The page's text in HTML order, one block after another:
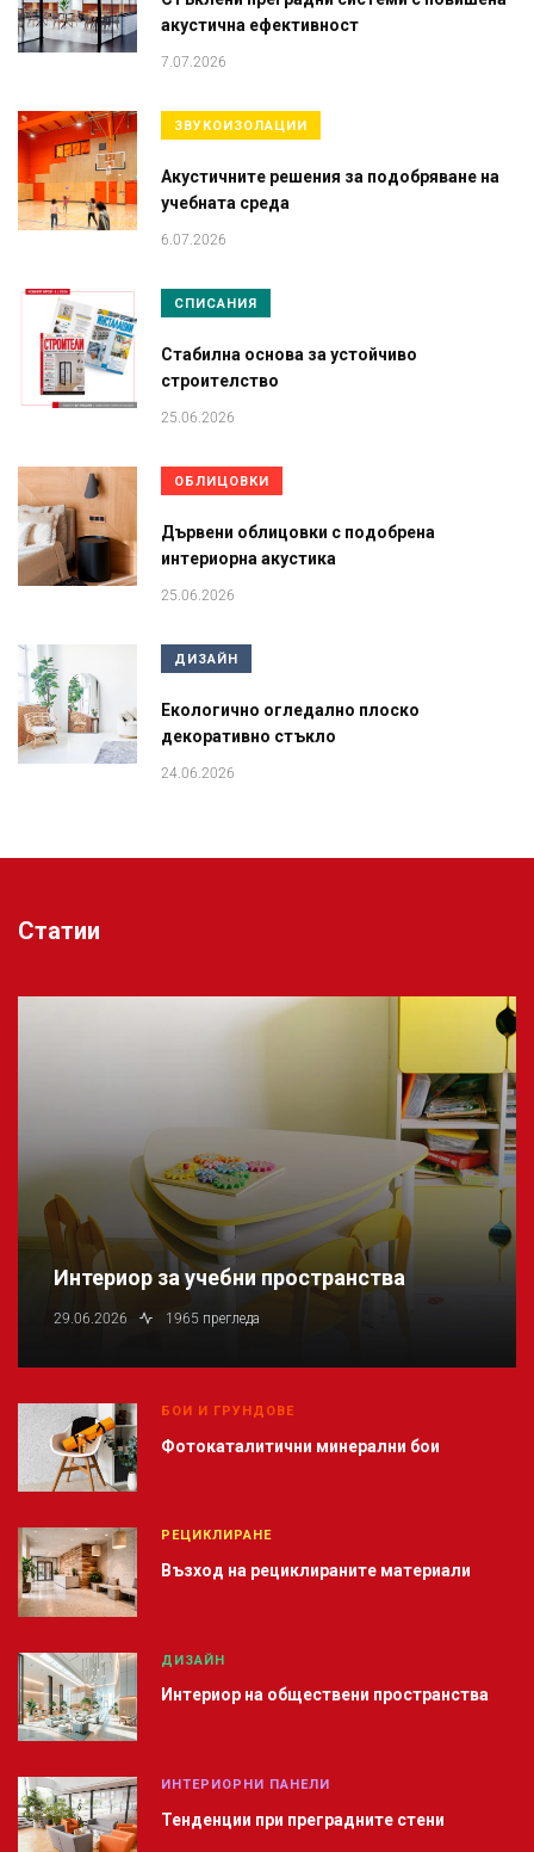
акустична ефективност
7.07.2026
ЗВУКОИЗОЛАЦИИ
Акустичните решения за подобряване на
учебната среда
6.07.2026
СПИСАНИЯ
Стабилна основа за устойчиво
строителство
25.06.2026
ОБЛИЦОВКИ
Дървени облицовки с подобрена
интериорна акустика
25.06.2026
ДИЗАЙН
Екологично огледално плоско
декоративно стъкло
24.06.2026
Статии
Интериор за учебни пространства
29.06.2026 1965 прегледа
БОИ И ГРУНДОВЕ
Фотокаталитични минерални бои
РЕЦИКЛИРАНЕ
Възход на рециклираните материали
ДИЗАЙН
Интериор на обществени пространства
ИНТЕРИОРНИ ПАНЕЛИ
Тенденции при преградните стени